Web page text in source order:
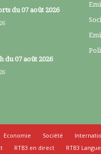
du 07 août 2026
du 07 août 2026
Economie Société
RTB3 en direct RTB3